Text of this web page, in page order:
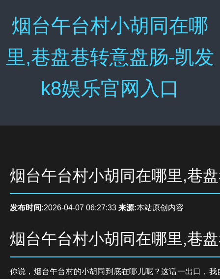
烟台午台村小胡同在哪
里,巷盘巷转意盘肠-凯发
k8娱乐官网入口
烟台午台村小胡同在哪里,巷
发布时间:2026-04-07 06:27:33 来源:本站原创内容
烟台午台村小胡同在哪里,巷
你说，烟台午台村的小胡同到底在哪儿呢？这话一出口，